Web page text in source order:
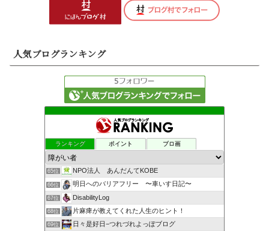
人気ブログランキング
ランキング ポイント ブロ画
65位 NPO法人 あんだんてKOBE
66位 明日へのバリアフリー 〜車いす日記〜
67位 DisabilityLog
68位 片麻痺が教えてくれた人生のヒント！
69位 日々是好日−つれづれよっぽブログ